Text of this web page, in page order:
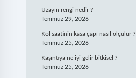
Uzayın rengi nedir ?
Temmuz 29, 2026
Kol saatinin kasa çapı nasıl ölçülür ?
Temmuz 25, 2026
Kaşıntıya ne iyi gelir bitkisel ?
Temmuz 25, 2026